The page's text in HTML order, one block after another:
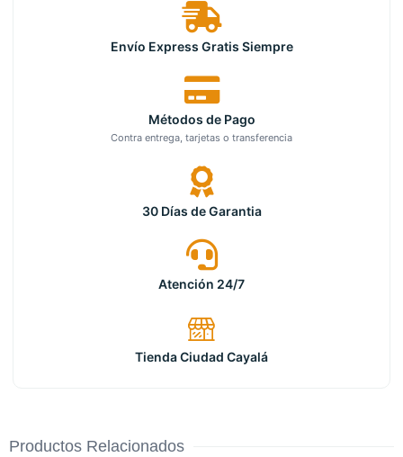
Envío Express Gratis Siempre
Métodos de Pago
Contra entrega, tarjetas o transferencia
30 Días de Garantia
Atención 24/7
Tienda Ciudad Cayalá
Productos Relacionados